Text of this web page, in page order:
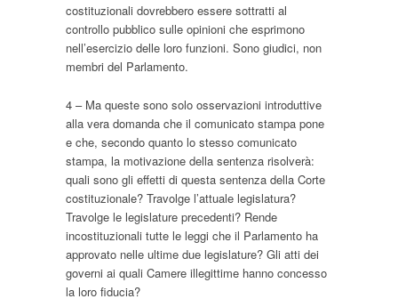
costituzionali dovrebbero essere sottratti al
controllo pubblico sulle opinioni che esprimono
nell’esercizio delle loro funzioni. Sono giudici, non
membri del Parlamento.
4 – Ma queste sono solo osservazioni introduttive
alla vera domanda che il comunicato stampa pone
e che, secondo quanto lo stesso comunicato
stampa, la motivazione della sentenza risolverà:
quali sono gli effetti di questa sentenza della Corte
costituzionale? Travolge l’attuale legislatura?
Travolge le legislature precedenti? Rende
incostituzionali tutte le leggi che il Parlamento ha
approvato nelle ultime due legislature? Gli atti dei
governi ai quali Camere illegittime hanno concesso
la loro fiducia?